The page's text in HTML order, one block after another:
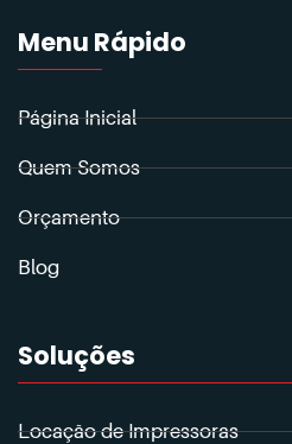
Menu Rápido
Página Inicial
Quem Somos
Orçamento
Blog
Soluções
Locação de Impressoras